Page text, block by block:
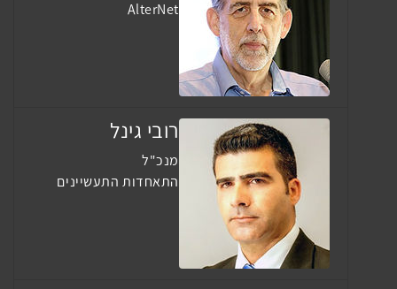
AlterNet
רובי גינל
מנכ"ל
התאחדות התעשיינים